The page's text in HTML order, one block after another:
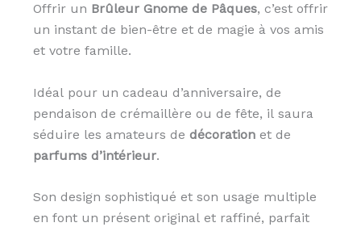
Offrir un Brûleur Gnome de Pâques, c’est offrir
un instant de bien-être et de magie à vos amis
et votre famille.
Idéal pour un cadeau d’anniversaire, de
pendaison de crémaillère ou de fête, il saura
séduire les amateurs de décorationet de
parfums d’intérieur.
Son design sophistiqué et son usage multiple
en font un présent original et raffiné, parfait